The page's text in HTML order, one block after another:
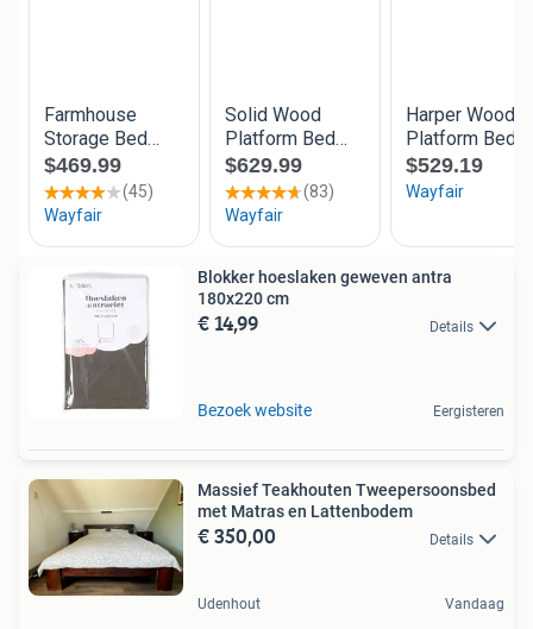
Blokker hoeslaken geweven antra
180x220 cm
€ 14,99 Details
Bezoek website Eergisteren
Massief Teakhouten Tweepersoonsbed
met Matras en Lattenbodem
€ 350,00 Details
Udenhout Vandaag